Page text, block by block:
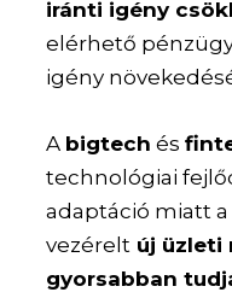
iránti igény
elérhető
igény
A bigtech és
technológiai
adaptáció miatt
vezérelt új üzleti
gyorsabban